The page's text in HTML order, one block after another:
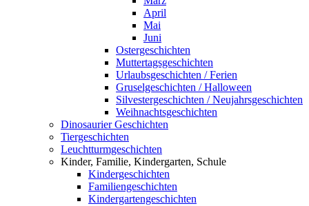
April
Mai
Juni
Ostergeschichten
Muttertagsgeschichten
Urlaubsgeschichten / Ferien
Gruselgeschichten / Halloween
Silvestergeschichten / Neujahrsgeschichten
Weihnachtsgeschichten
Dinosaurier Geschichten
Tiergeschichten
Leuchtturmgeschichten
Kinder, Familie, Kindergarten, Schule
Kindergeschichten
Familiengeschichten
Kindergartengeschichten